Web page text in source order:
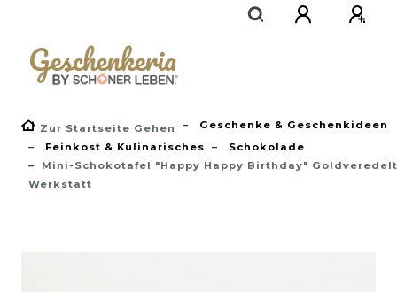
Zur Startseite Gehen
Geschenke & Geschenkideen
Feinkost & Kulinarisches
Schokolade
Mini-Schokotafel "Happy Happy Birthday"
Werkstatt